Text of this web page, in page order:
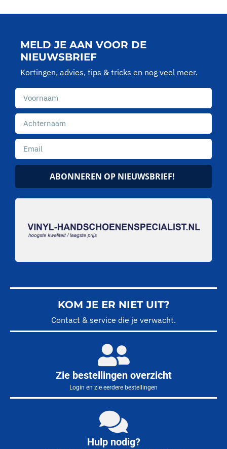
MELD JE AAN VOOR DE
NIEUWSBRIEF
Kortingen, advies, tips & tricks en nog veel meer.
ABONNEREN OP NIEUWSBRIEF!
KOM JE ER NIET UIT?
Contact & service die je verwacht.
Zie bestellingen overzicht
Login en zie eerdere bestellingen
Hulp nodig?